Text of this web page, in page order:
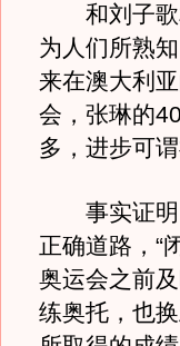
和刘子歌
为人们所熟
来在澳大利
会，张琳的
多，进步可谓
事实证明
正确道路，“
奥运会之前
练奥托，也